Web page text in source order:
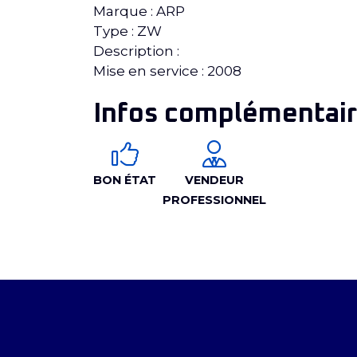
Marque : ARP
Type : ZW
Description :
Mise en service : 2008
Infos
BON ÉTAT
VENDEUR
PROFESSIONNEL